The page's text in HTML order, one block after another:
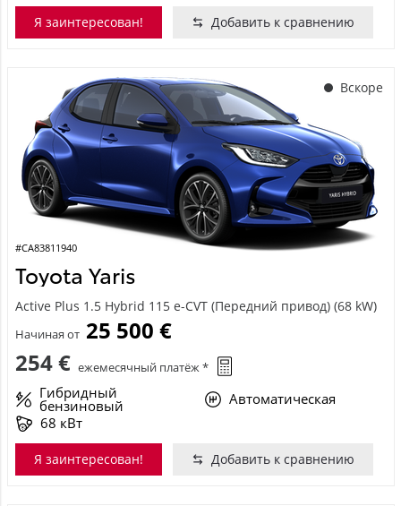
Я заинтересован! Добавить к сравнению
Вскоре
#CA83811940
Toyota Yaris
Active Plus 1.5 Hybrid 115 e-CVT (Передний привод) (68 kW)
Начиная от 25 500 €
254 € ежемесячный платёж *
Гибридный
бензиновый
Автоматическая
68 кВт
Я заинтересован! Добавить к сравнению